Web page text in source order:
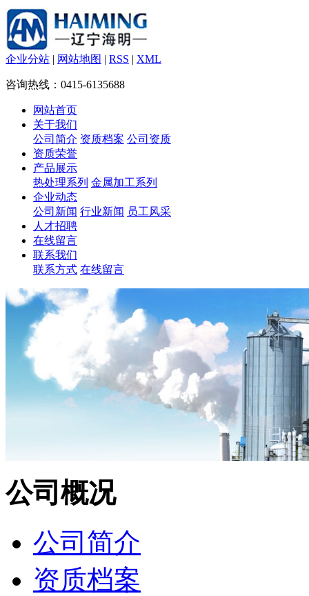
企业分站 | 网站地图 | RSS | XML
咨询热线：0415-6135688
网站首页
关于我们
公司简介 资质档案 公司资质
资质荣誉
产品展示
热处理系列 金属加工系列
企业动态
公司新闻 行业新闻 员工风采
人才招聘
在线留言
联系我们
联系方式 在线留言
公司概况
公司简介
资质档案